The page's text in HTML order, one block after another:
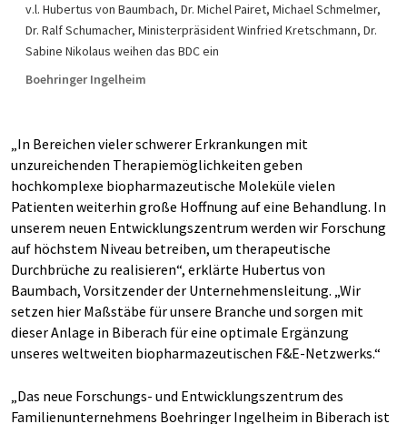
v.l. Hubertus von Baumbach, Dr. Michel Pairet, Michael Schmelmer,
Dr. Ralf Schumacher, Ministerpräsident Winfried Kretschmann, Dr.
Sabine Nikolaus weihen das BDC ein
Boehringer Ingelheim
„In Bereichen vieler schwerer Erkrankungen mit
unzureichenden Therapiemöglichkeiten geben
hochkomplexe biopharmazeutische Moleküle vielen
Patienten weiterhin große Hoffnung auf eine Behandlung. In
unserem neuen Entwicklungszentrum werden wir Forschung
auf höchstem Niveau betreiben, um therapeutische
Durchbrüche zu realisieren“, erklärte Hubertus von
Baumbach, Vorsitzender der Unternehmensleitung. „Wir
setzen hier Maßstäbe für unsere Branche und sorgen mit
dieser Anlage in Biberach für eine optimale Ergänzung
unseres weltweiten biopharmazeutischen F&E-Netzwerks.“
„Das neue Forschungs- und Entwicklungszentrum des
Familienunternehmens Boehringer Ingelheim in Biberach ist